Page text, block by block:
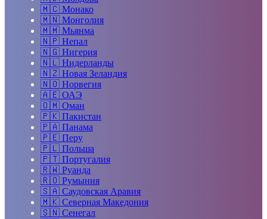
🇲🇨 Монако
🇲🇳 Монголия
🇲🇲 Мьянма
🇳🇵 Непал
🇳🇬 Нигерия
🇳🇱 Нидерланды
🇳🇿 Новая Зеландия
🇳🇴 Норвегия
🇦🇪 ОАЭ
🇴🇲 Оман
🇵🇰 Пакистан
🇵🇦 Панама
🇵🇪 Перу
🇵🇱 Польша
🇵🇹 Португалия
🇷🇼 Руанда
🇷🇴 Румыния
🇸🇦 Саудовская Аравия
🇲🇰 Северная Македония
🇸🇳 Сенегал